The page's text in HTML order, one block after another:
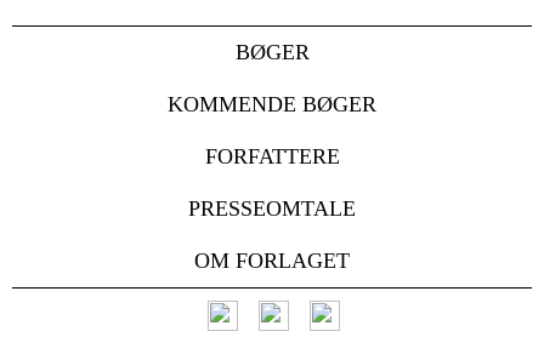
BØGER
KOMMENDE BØGER
FORFATTERE
PRESSEOMTALE
OM FORLAGET